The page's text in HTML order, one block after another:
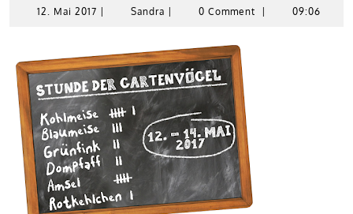
12. Mai 2017 12.
Sandra Sandra 0 Comment 09:06